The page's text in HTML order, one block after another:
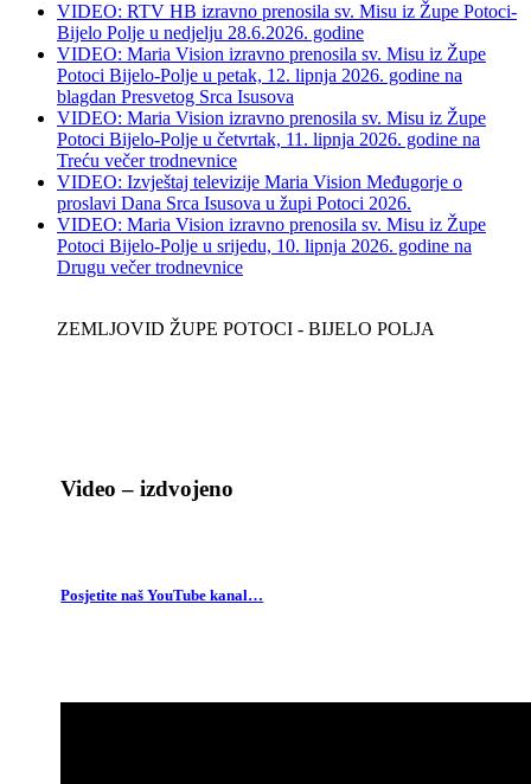
VIDEO: RTV HB izravno prenosila sv. Misu iz Župe Potoci-
Bijelo Polje u nedjelju 28.6.2026. godine
VIDEO: Maria Vision izravno prenosila sv. Misu iz Župe
Potoci Bijelo-Polje u petak, 12. lipnja 2026. godine na
blagdan Presvetog Srca Isusova
VIDEO: Maria Vision izravno prenosila sv. Misu iz Župe
Potoci Bijelo-Polje u četvrtak, 11. lipnja 2026. godine na
Treću večer trodnevnice
VIDEO: Izvještaj televizije Maria Vision Međugorje o
proslavi Dana Srca Isusova u župi Potoci 2026.
VIDEO: Maria Vision izravno prenosila sv. Misu iz Župe
Potoci Bijelo-Polje u srijedu, 10. lipnja 2026. godine na
Drugu večer trodnevnice
ZEMLJOVID ŽUPE POTOCI - BIJELO POLJA
Video – izdvojeno
Posjetite naš YouTube kanal…